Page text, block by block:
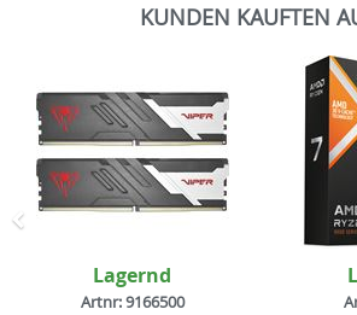
KUNDEN KAUFTEN
Lagernd
Artnr: 9166500
Zurück